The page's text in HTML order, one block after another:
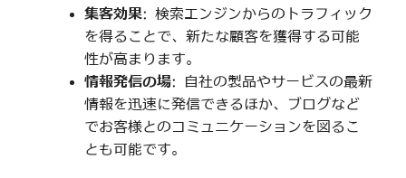
集客効果: 検索エンジンからのトラフィック
を得ることで、新たな顧客を獲得する可能
性が高まります。
情報発信の場: 自社の製品やサービスの最新
情報を迅速に発信できるほか、ブログなど
でお客様とのコミュニケーションを図るこ
とも可能です。